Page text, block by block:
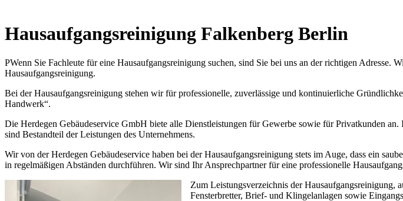
Hausaufgangsreinigung Falkenberg Berlin
PWenn Sie Fachleute für eine Hausaufgangsreinigung suchen, sind Sie bei uns an der richtigen
Hausaufgangsreinigung.
Bei der Hausaufgangsreinigung stehen wir für professionelle, zuverlässige und kontinuierliche
Handwerk“.
Die Herdegen Gebäudeservice GmbH biete alle Dienstleistungen für Gewerbe sowie für Privatkunden
sind Bestandteil der Leistungen des Unternehmens.
Wir von der Herdegen Gebäudeservice haben bei der Hausaufgangsreinigung stets im Auge, dass ein
in regelmäßigen Abständen durchführen. Wir sind Ihr Ansprechpartner für eine professionelle
Zum Leistungsverzeichnis der Hausaufgangsreinigung,
Fensterbretter, Brief- und Klingelanlagen sowie